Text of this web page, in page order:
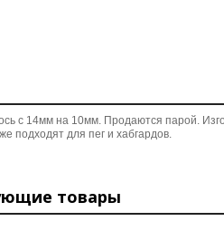
с 14мм на 10мм. Продаются парой.
подходят для пег и хабгардов.
товары